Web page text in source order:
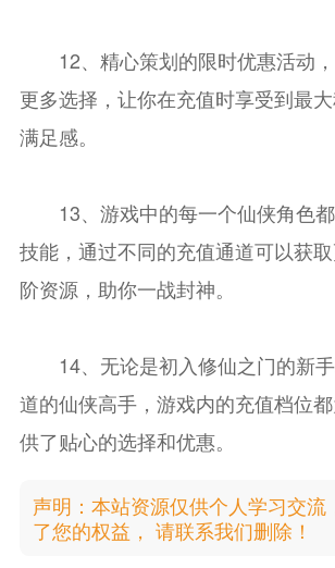
12、精心策划的限时优惠活动，
更多选择，让你在充值时享受到最
满足感。
13、游戏中的每一个仙侠角色都
技能，通过不同的充值通道可以获
阶资源，助你一战封神。
14、无论是初入修仙之门的新
道的仙侠高手，游戏内的充值档位
供了贴心的选择和优惠。
声明：本站资源仅供个人学习交流
了您的权益， 请联系我们删除！